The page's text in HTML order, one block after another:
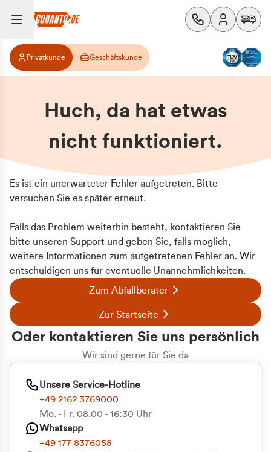
Privatkunde Geschäftskunde
Huch, da hat etwas
nicht funktioniert.
Es ist ein unerwarteter Fehler aufgetreten. Bitte
versuchen Sie es später erneut.
Falls das Problem weiterhin besteht, kontaktieren Sie
bitte unseren Support und geben Sie, falls möglich,
weitere Informationen zum aufgetretenen Fehler an. Wir
entschuldigen uns für eventuelle Unannehmlichkeiten.
Zum Abfallberater
Zur Startseite
Oder kontaktieren Sie uns persönlich
Wir sind gerne für Sie da
Unsere Service-Hotline
+49 2162 3769000
Mo. - Fr. 08.00 - 16:30 Uhr
Whatsapp
+49 177 8376058